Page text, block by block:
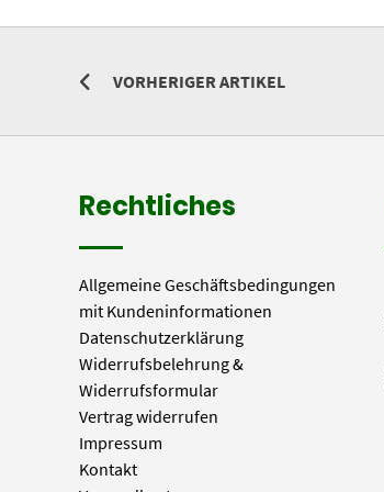
VORHERIGER ARTIKEL
Rechtliches
Allgemeine Geschäftsbedingungen
mit Kundeninformationen
Datenschutzerklärung
Widerrufsbelehrung &
Widerrufsformular
Vertrag widerrufen
Impressum
Kontakt